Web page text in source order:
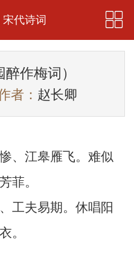
代诗词
作梅词）
者： 赵长卿
、江皋雁飞。难似
菲。
工夫易期。休唱阳
。